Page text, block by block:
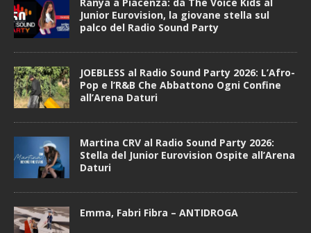
Junior Eurovision, la giovane stella sul
palco del Radio Sound Party
JOEBLESS al Radio Sound Party 2026: L’Afro-
Pop e l’R&B Che Abbattono Ogni Confine
all’Arena Daturi
Martina CRV al Radio Sound Party 2026:
Stella del Junior Eurovision Ospite all’Arena
Daturi
Emma, Fabri Fibra – ANTIDROGA